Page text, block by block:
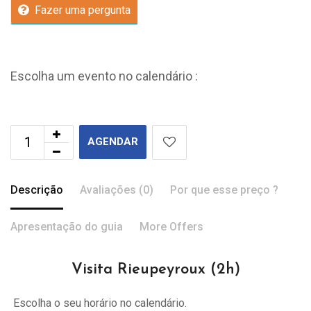
Fazer uma pergunta
Escolha um evento no calendário :
AGENDAR
Descrição Avaliações (0) Por que esse preço ?
Apresentação do guia More Offers
Visita Rieupeyroux (2h)
Escolha o seu horário no calendário.